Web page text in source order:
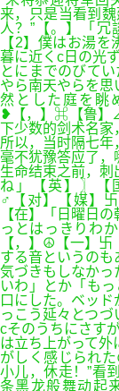
来，只是当看到
人？”【。】「冗
【2】僕はお湯
暮に近くc日の光
とにまでのびて
やら南天やらを
然とした庭を眺
❥【，】⌘【鲁
下少数的剑术名家
所以，当时隔七
毫不犹豫答应了
生命结束之前，
ね」【英】〗【
♂【对】【媒】
【在】「日曜日
っとはっきりわ
【，】☮【一】
する音というの
気づきもしなかっ
いわ」とか「も
口にした。ベッ
っこう延々とつ
cそのうちにさす
は立ち上がって
がしく感じられ
小儿，休走！”看
条黑龙般舞动起